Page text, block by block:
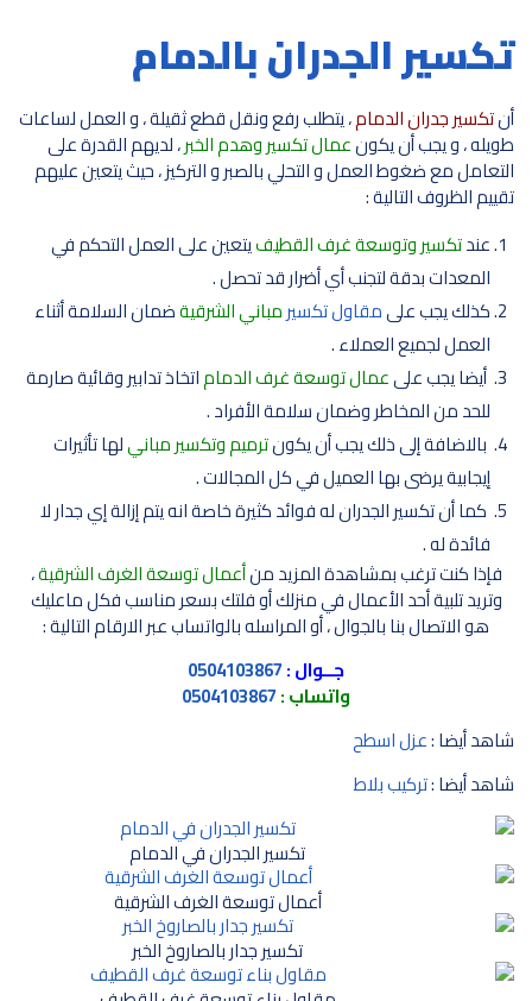
تكسير الجدران بالدمام
أنتكسير جدران الدمام، يتطلب رفع ونقل قطع ثقيلة ، و العمل لساعات
طويله ، و يجب أن يكونعمال تكسير وهدم الخبر، لديهم القدرة على
التعامل مع ضغوط العمل و التحلي بالصبر و التركيز ، حيث يتعين عليهم
تقييم الظروف التالية :
عندتكسير وتوسعة غرف القطيفيتعين على العمل التحكم في
المعدات بدقة لتجنب أي أضرار قد تحصل .
كذلك يجب علىمقاول تكسيرمباني الشرقيةضمان السلامة أثناء
العمل لجميع العملاء .
أيضا يجب علىعمال توسعة غرف الدماماتخاذ تدابير وقائية صارمة
للحد من المخاطر وضمان سلامة الأفراد .
بالاضافة إلى ذلك يجب أن يكونترميم وتكسير مبانيلها تأثيرات
إيجابية يرضى بها العميل في كل المجالات .
كما أن تكسير الجدران له فوائد كثيرة خاصة انه يتم إزالة إي جدار لا
فائدة له .
فإذا كنت ترغب بمشاهدة المزيد منأعمال توسعة الغرف الشرقية،
وتريد تلبية أحد الأعمال في منزلك أو فلتك بسعر مناسب فكل ماعليك
هو الاتصال بنا بالجوال ، أو المراسله بالواتساب عبر الارقام التالية :
جــوال :0504103867
واتساب :0504103867
شاهد أيضا :عزل اسطح
شاهد أيضا :تركيب بلاط
تكسير الجدران في الدمام
أعمال توسعة الغرف الشرقية
تكسير جدار بالصاروخ الخبر